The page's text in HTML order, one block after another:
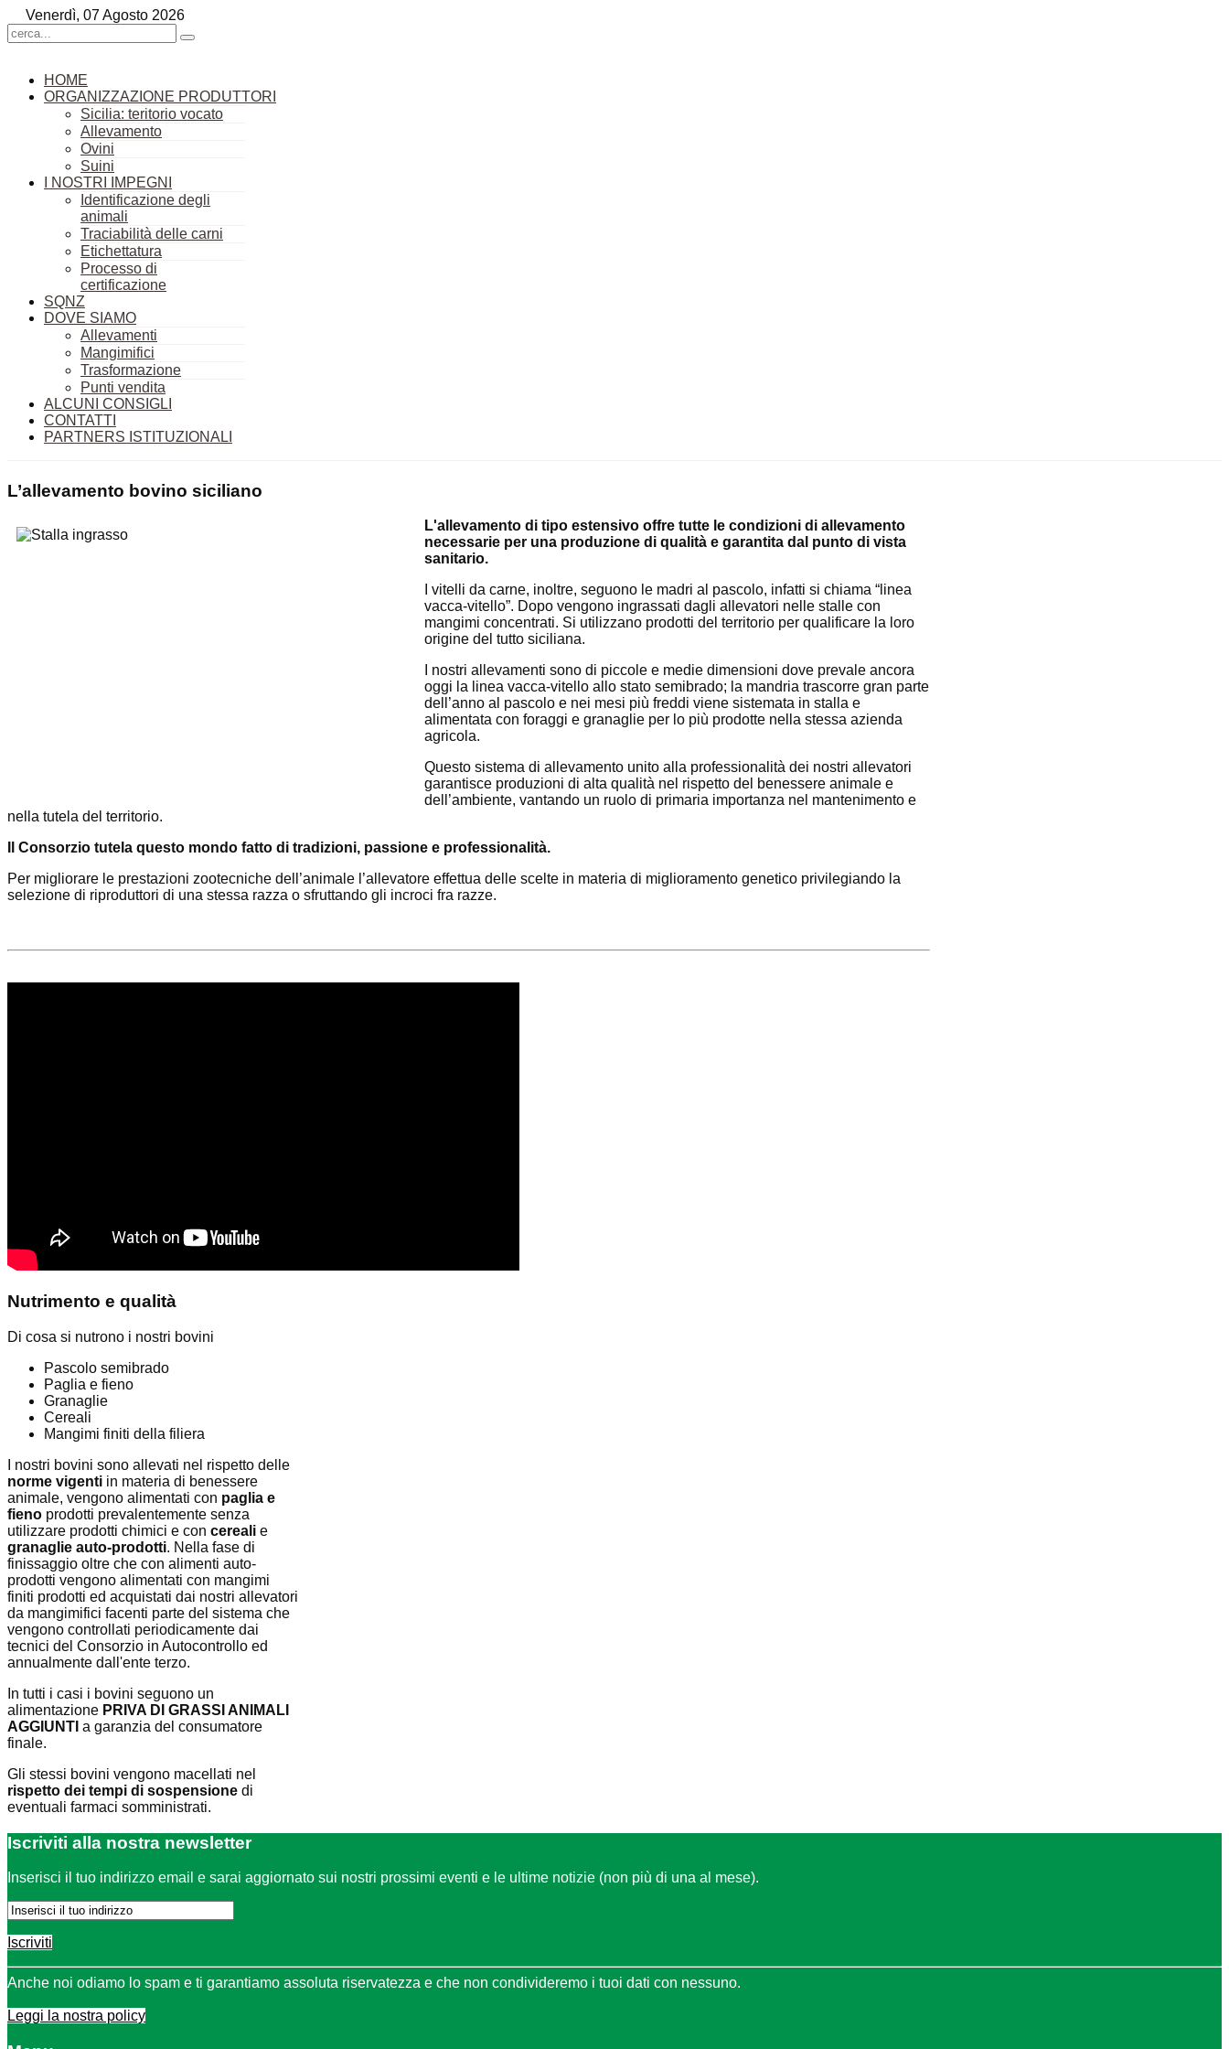
Venerdì, 07 Agosto 2026
HOME
ORGANIZZAZIONE PRODUTTORI
Sicilia: teritorio vocato
Allevamento
Ovini
Suini
I NOSTRI IMPEGNI
Identificazione degli
animali
Traciabilità delle carni
Etichettatura
Processo di
certificazione
SQNZ
DOVE SIAMO
Allevamenti
Mangimifici
Trasformazione
Punti vendita
ALCUNI CONSIGLI
CONTATTI
PARTNERS ISTITUZIONALI
L’allevamento bovino siciliano
L'allevamento di tipo estensivo offre tutte le condizioni di allevamento
necessarie per una produzione di qualità e garantita dal punto di vista
sanitario.
I vitelli da carne, inoltre, seguono le madri al pascolo, infatti si chiama “linea
vacca-vitello”. Dopo vengono ingrassati dagli allevatori nelle stalle con
mangimi concentrati. Si utilizzano prodotti del territorio per qualificare la loro
origine del tutto siciliana.
I nostri allevamenti sono di piccole e medie dimensioni dove prevale ancora
oggi la linea vacca-vitello allo stato semibrado; la mandria trascorre gran parte
dell’anno al pascolo e nei mesi più freddi viene sistemata in stalla e
alimentata con foraggi e granaglie per lo più prodotte nella stessa azienda
agricola.
Questo sistema di allevamento unito alla professionalità dei nostri allevatori
garantisce produzioni di alta qualità nel rispetto del benessere animale e
dell’ambiente, vantando un ruolo di primaria importanza nel mantenimento e
nella tutela del territorio.
Il Consorzio tutela questo mondo fatto di tradizioni, passione e professionalità.
Per migliorare le prestazioni zootecniche dell’animale l’allevatore effettua delle scelte in materia di miglioramento genetico privilegiando la
selezione di riproduttori di una stessa razza o sfruttando gli incroci fra razze.
Nutrimento e qualità
Di cosa si nutrono i nostri bovini
Pascolo semibrado
Paglia e fieno
Granaglie
Cereali
Mangimi finiti della filiera
I nostri bovini sono allevati nel rispetto delle
norme vigenti in materia di benessere
animale, vengono alimentati con paglia e
fieno prodotti prevalentemente senza
utilizzare prodotti chimici e con cereali e
granaglie auto-prodotti. Nella fase di
finissaggio oltre che con alimenti auto-
prodotti vengono alimentati con mangimi
finiti prodotti ed acquistati dai nostri allevatori
da mangimifici facenti parte del sistema che
vengono controllati periodicamente dai
tecnici del Consorzio in Autocontrollo ed
annualmente dall'ente terzo.
In tutti i casi i bovini seguono un
alimentazione PRIVA DI GRASSI ANIMALI
AGGIUNTI a garanzia del consumatore
finale.
Gli stessi bovini vengono macellati nel
rispetto dei tempi di sospensione di
eventuali farmaci somministrati.
Iscriviti alla nostra newsletter
Inserisci il tuo indirizzo email e sarai aggiornato sui nostri prossimi eventi e le ultime notizie (non più di una al mese).
Iscriviti
Anche noi odiamo lo spam e ti garantiamo assoluta riservatezza e che non condivideremo i tuoi dati con nessuno.
Leggi la nostra policy